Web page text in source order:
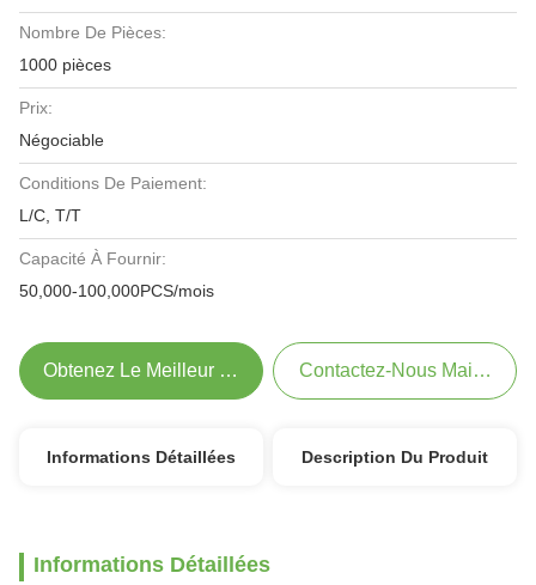
Nombre De Pièces:
1000 pièces
Prix:
Négociable
Conditions De Paiement:
L/C, T/T
Capacité À Fournir:
50,000-100,000PCS/mois
Obtenez Le Meilleur Prix Contactez-Nous Maintenant
Informations Détaillées Description Du Produit
Informations Détaillées